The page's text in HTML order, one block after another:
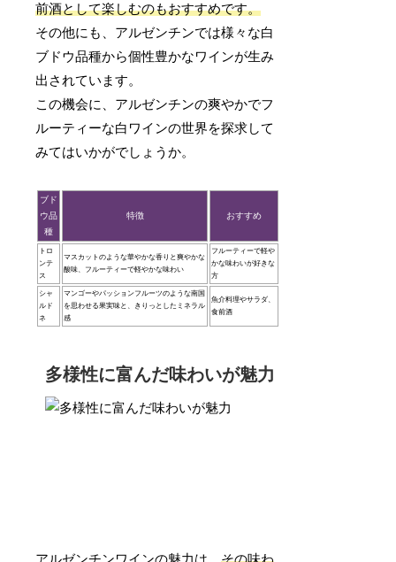
前酒として楽しむのもおすすめです。
その他にも、アルゼンチンでは様々な白
ブドウ品種から個性豊かなワインが生み
出されています。
この機会に、アルゼンチンの爽やかでフ
ルーティーな白ワインの世界を探求して
みてはいかがでしょうか。
ブド
ウ品
種
特徴 おすすめ
トロ
ンテ
ス
マスカットのような華やかな香りと爽やかな
酸味、フルーティーで軽やかな味わい
フルーティーで軽や
かな味わいが好きな
方
シャ
ルド
ネ
マンゴーやパッションフルーツのような南国
を思わせる果実味と、きりっとしたミネラル
感
魚介料理やサラダ、
食前酒
多様性に富んだ味わいが魅力
アルゼンチンワインの魅力は、その味わ